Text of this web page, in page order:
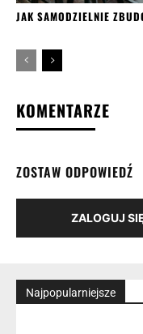
JAK SAMODZIELNIE
KOMENTARZE
ZOSTAW ODPOWIEDŹ
ZALOGUJ
Najpopularniejsze